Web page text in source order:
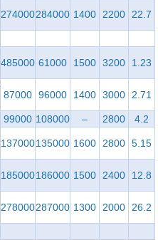
274000284000 1400 2200 22.7
485000 61000 1500 3200 1.23
87000 96000 1400 3000 2.71
99000 108000 – 2800 4.2
137000135000 1600 2800 5.15
185000186000 1500 2400 12.8
278000287000 1300 2000 26.2